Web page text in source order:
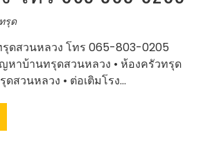
รุด
ดสวนหลวง โทร 065-803-0205
หาบ้านทรุดสวนหลวง • ห้องครัวทรุด
สวนหลวง • ต่อเติมโรง…